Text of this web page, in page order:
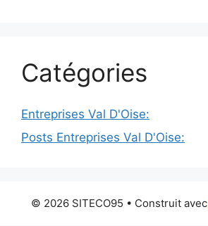
Catégories
Entreprises Val D'Oise:
Posts Entreprises Val D'Oise:
© 2026 SITECO95 • Construit avec